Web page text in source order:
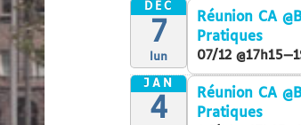
DÉC
7
lun
Réunion CA
Pratiques
07/12
JAN
4
Réunion CA
Pratiques